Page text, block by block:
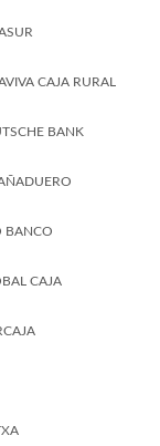
CAJA RURAL
BANK
BANCO
CAJA